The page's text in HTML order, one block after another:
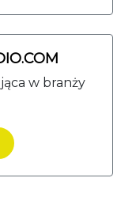
w branży